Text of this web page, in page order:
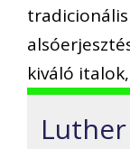
kiváló